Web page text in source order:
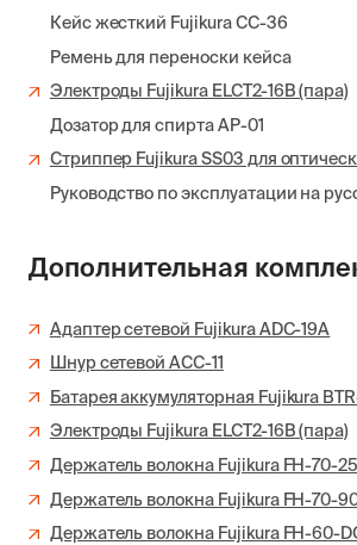
Кейс жесткий Fujikura CC-36
Ремень для переноски кейса
Электроды Fujikura ELCT2-16B (пара)
Дозатор для спирта AP-01
Стриппер Fujikura SS03 для
Руководство по эксплуатации на
Дополнительная
Адаптер сетевой Fujikura ADC-19A
Шнур сетевой ACC-11
Батарея аккумуляторная Fujikura
Электроды Fujikura ELCT2-16B (пара)
Держатель волокна Fujikura FH-70-
Держатель волокна Fujikura FH-70-
Держатель волокна Fujikura FH-60-